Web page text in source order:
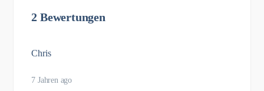
2 Bewertungen
Chris
7 Jahren ago